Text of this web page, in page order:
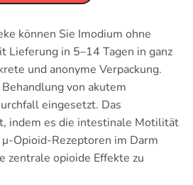
können Sie Imodium ohne
Lieferung in 5–14 Tagen in ganz
und anonyme Verpackung.
von akutem
eingesetzt. Das
indem es die intestinale Motilität
Opioid-Rezeptoren im Darm
zentrale opioide Effekte zu